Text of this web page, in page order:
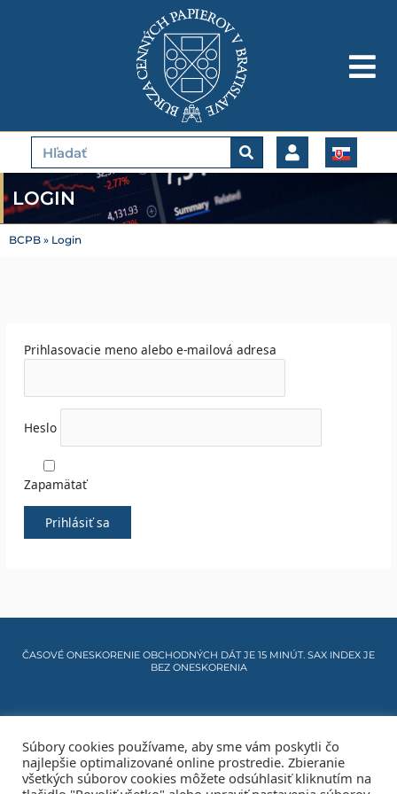
Vyhľadať
LOGIN
BCPB » Login
Prihlasovacie meno alebo e-mailová adresa
Heslo
Zapamätať
ČASOVÉ ONESKORENIE OBCHODNÝCH DÁT JE 15 MINÚT. SAX INDEX JE
BEZ ONESKORENIA
Mapa stránky
Súbory cookies používame, aby sme vám poskytli čo
najlepšie optimalizované online prostredie. Zbieranie
všetkých súborov cookies môžete odsúhlasiť kliknutím na